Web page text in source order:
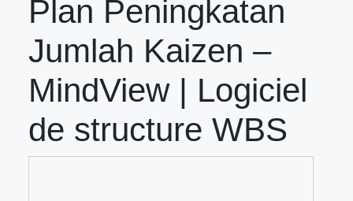
Plan Peningkatan
Jumlah Kaizen –
MindView | Logiciel
de structure WBS